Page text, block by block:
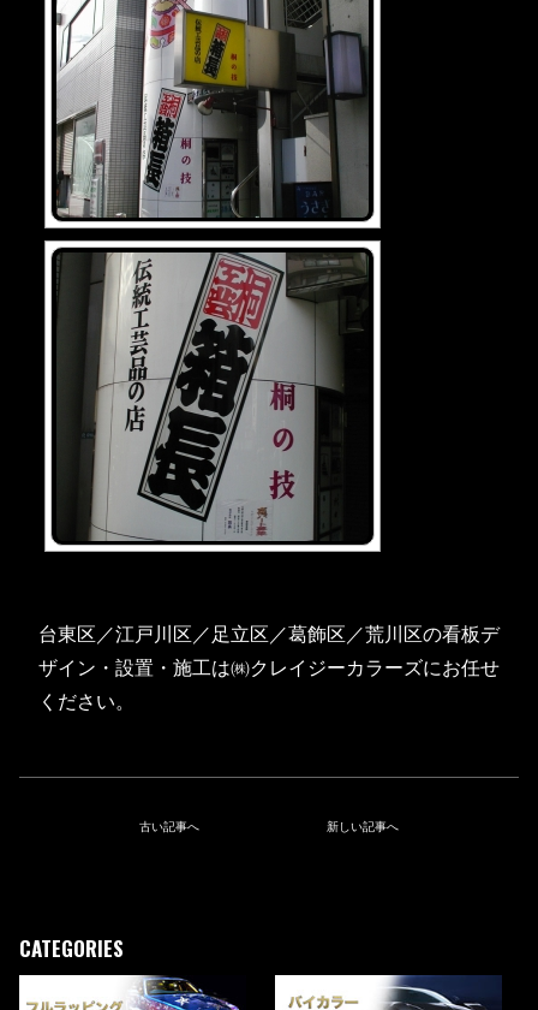
台東区／江戸川区／足立区／葛飾区／荒川区の看板デ
ザイン・設置・施工は㈱クレイジーカラーズにお任せ
ください。
古い記事へ 新しい記事へ
CATEGORIES